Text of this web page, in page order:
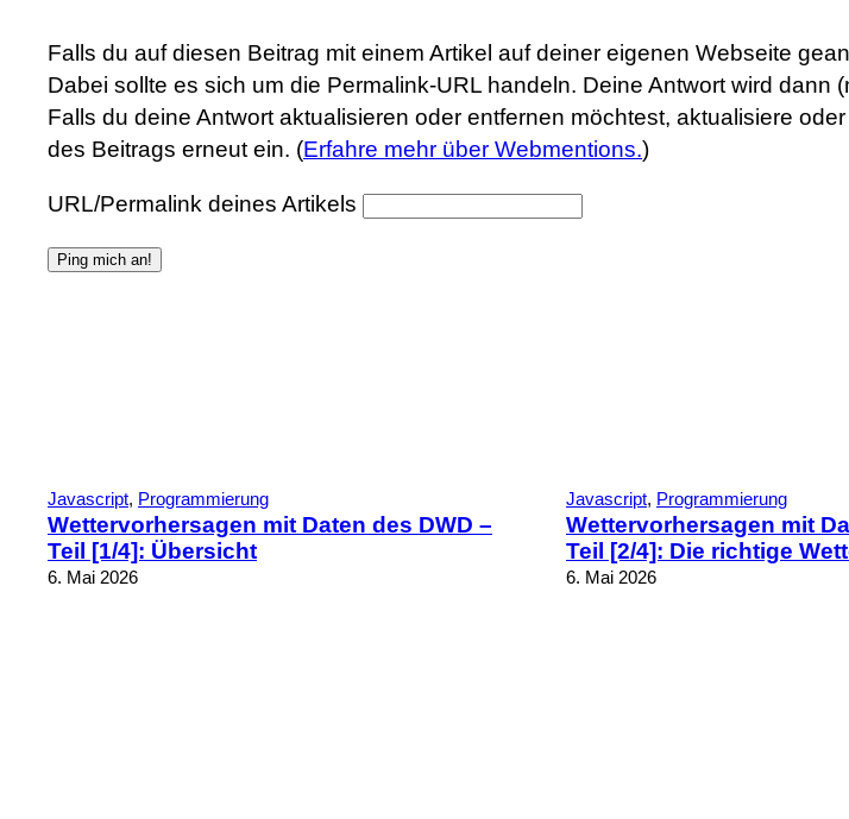
Falls du auf diesen Beitrag mit einem Artikel auf deiner eigenen Webseite
Dabei sollte es sich um die Permalink-URL handeln. Deine Antwort wird
Falls du deine Antwort aktualisieren oder entfernen möchtest, aktualisiere
des Beitrags erneut ein. (Erfahre mehr über Webmentions.)
URL/Permalink deines Artikels
Javascript, Programmierung
Wettervorhersagen mit Daten des DWD –
Teil [1/4]: Übersicht
6. Mai 2026
Javascript, Programmierung
Wettervorhersagen mit
Teil [2/4]: Die richtige
6. Mai 2026